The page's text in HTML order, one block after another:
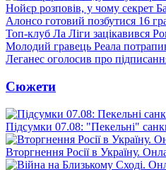
Нойєр розповів, у чому секрет
Алонсо готовий позбутися 16
Топ-клуб Ла Ліги зацікавився
Молодий гравець Реала
Леганес оголосив про
Сюжети
Підсумки 07.08: "Пекельні"
Вторгнення Росії в Україну.